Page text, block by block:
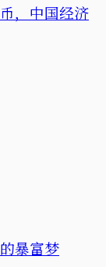
，中国经济
暴富梦